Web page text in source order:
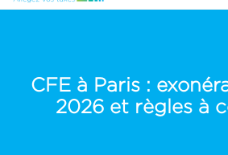
CFE à Paris :
2026 et règles à